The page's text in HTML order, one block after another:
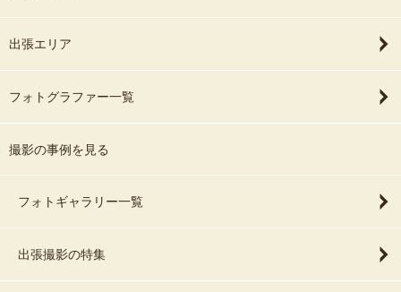
出張エリア
フォトグラファー一覧
撮影の事例を見る
フォトギャラリー一覧
出張撮影の特集